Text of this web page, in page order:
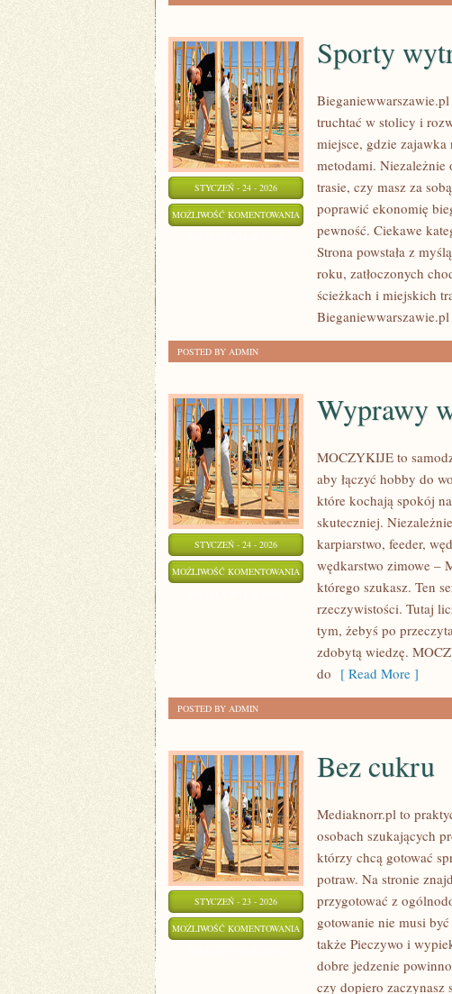
STYCZEŃ - 24 - 2026
MOŻLIWOŚĆ KOMENTOWANIA SPORTY
WYTRZYMAŁOŚCIOWE
Sporty
truchtać w stolicy i
miejsce, gdzie
metodami.
trasie, czy masz za
poprawić ekonomię
pewność. Ciekawe
Strona powstała z
roku, zatłoczonych
ścieżkach i miejskich
POSTED BY ADMIN
STYCZEŃ - 24 - 2026
MOŻLIWOŚĆ KOMENTOWANIA WYPRAWY
WĘDKARSKIE
Wyprawy
MOCZYKIJE to
aby łączyć hobby do
które kochają spokój
skuteczniej.
karpiarstwo, feeder,
wędkarstwo zimowe –
którego szukasz. Ten
rzeczywistości. Tutaj
tym, żebyś po
zdobytą wiedzę.
do [ Read More ]
POSTED BY ADMIN
STYCZEŃ - 23 - 2026
MOŻLIWOŚĆ KOMENTOWANIA
CUKRU
Bez cukru
Mediaknorr.pl to
osobach szukających
którzy chcą gotować
potraw. Na stronie
przygotować z
gotowanie nie musi
także Pieczywo i
dobre jedzenie
czy dopiero zaczynasz